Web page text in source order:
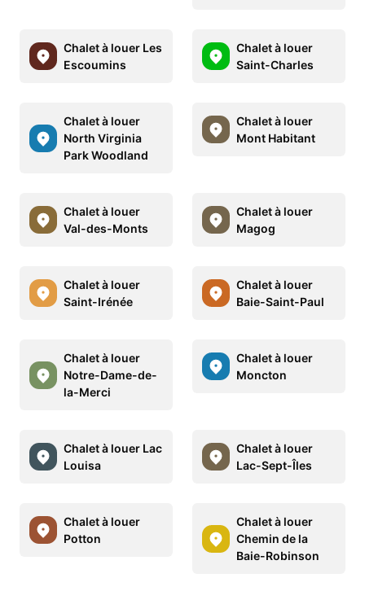
Chalet à louer Les
Escoumins
Chalet à louer
Saint-Charles
Chalet à louer
North Virginia
Park Woodland
Chalet à louer
Mont Habitant
Chalet à louer
Val-des-Monts
Chalet à louer
Magog
Chalet à louer
Saint-Irénée
Chalet à louer
Baie-Saint-Paul
Chalet à louer
Notre-Dame-de-
la-Merci
Chalet à louer
Moncton
Chalet à louer Lac
Louisa
Chalet à louer
Lac-Sept-Îles
Chalet à louer
Potton
Chalet à louer
Chemin de la
Baie-Robinson